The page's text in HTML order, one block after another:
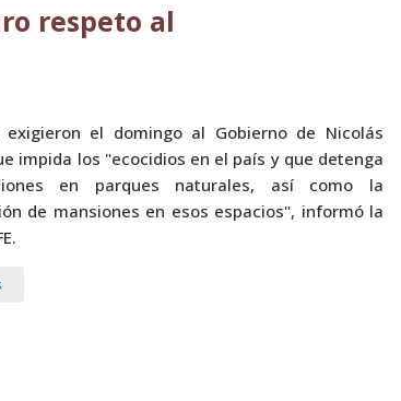
respeto al
exigieron el domingo al Gobierno de Nicolás
impida los "ecocidios en el país y que detenga
en parques naturales, así como la
de mansiones en esos espacios", informó la